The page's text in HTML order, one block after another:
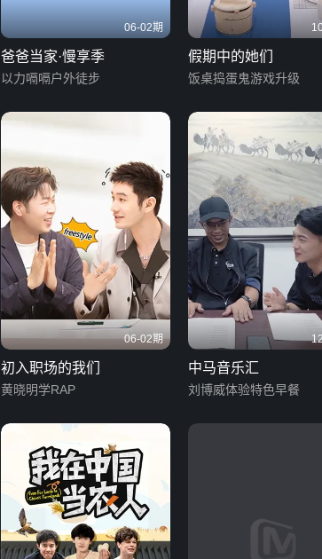
06-02期
爸爸当家·慢享季
以力嗝嗝户外徒步
假期中的她们
饭桌捣蛋鬼游戏升级
06-02期
初入职场的我们
黄晓明学RAP
中马音乐汇
刘博威体验特色早餐